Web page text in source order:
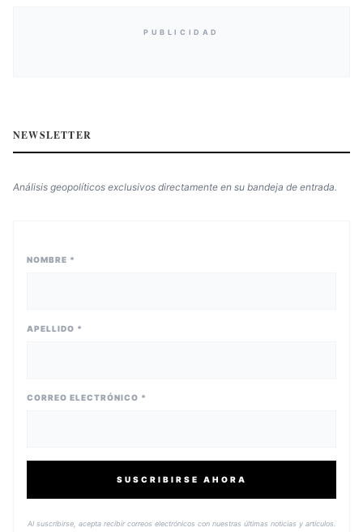
PUBLICIDAD
NEWSLETTER
Análisis geopolíticos exclusivos directamente en su bandeja de entrada.
NOMBRE *
APELLIDO *
CORREO ELECTRÓNICO *
SUSCRIBIRSE AHORA
Al suscribirse, acepta recibir correos electrónicos con nuestras últimas noticias y artículos.